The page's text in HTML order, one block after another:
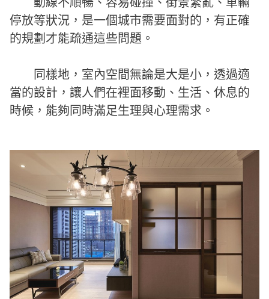
停放等狀況，是一個城市需要面對的，有正確
的規劃才能疏通這些問題。
同樣地，室內空間無論是大是小，透過適
當的設計，讓人們在裡面移動、生活、休息的
時候，能夠同時滿足生理與心理需求。